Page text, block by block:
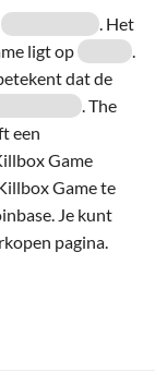
. Het
ligt op
.
dat de
. The
een
Game
Game te
Je kunt
pagina.